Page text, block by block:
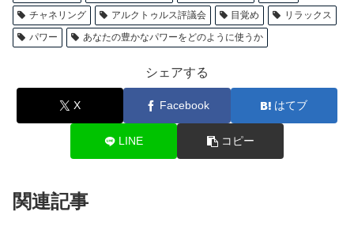
チャネリング
アルクトゥルス評議会 目覚め
リラックス
パワー
あなたの豊かなパワーをどのように使うか
シェアする
X Facebook はてブ
LINE コピー
関連記事